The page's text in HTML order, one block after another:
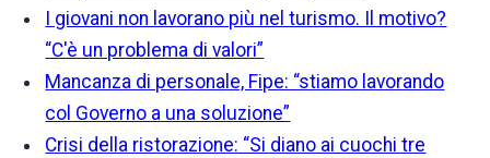
I giovani non lavorano più nel turismo. Il motivo?
“C'è un problema di valori”
Mancanza di personale, Fipe: “stiamo lavorando
col Governo a una soluzione”
Crisi della ristorazione: “Si diano ai cuochi tre